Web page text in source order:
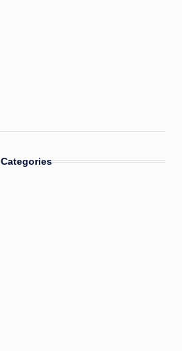
Categories